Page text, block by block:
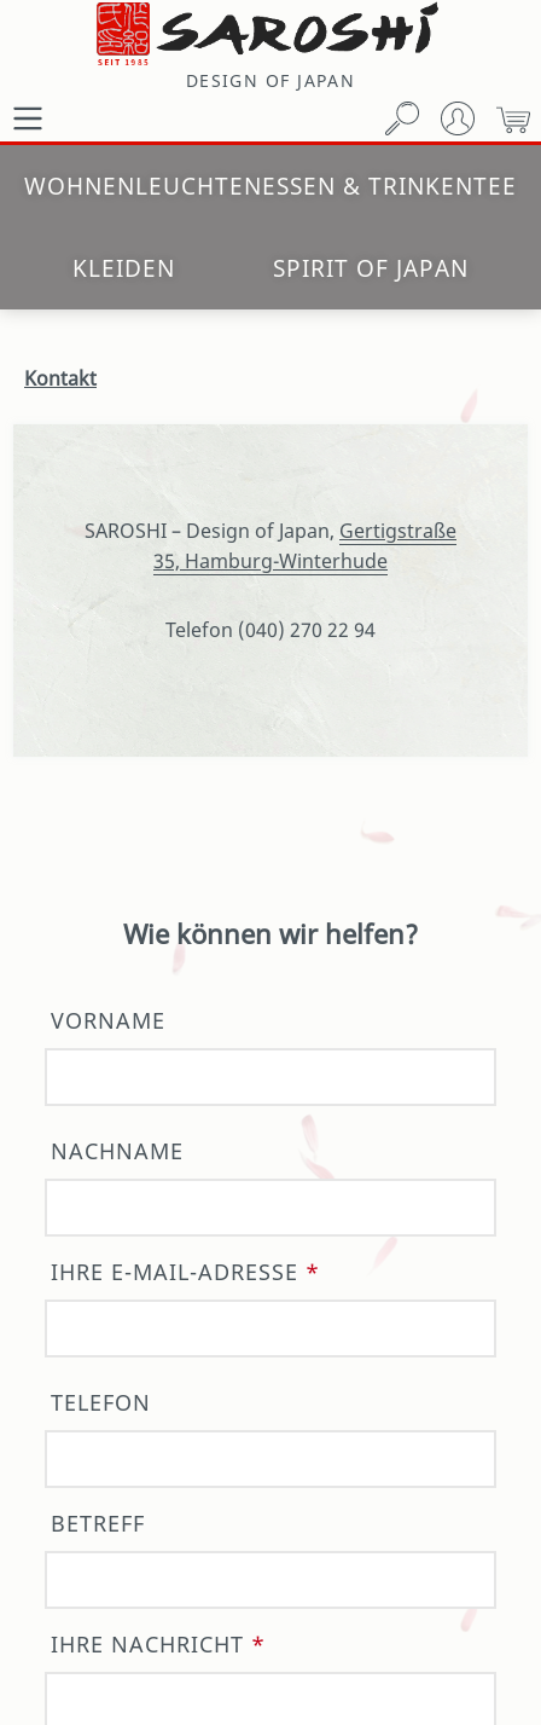
Zum Hauptinhalt springen
DESIGN OF JAPAN
WOHNENLEUCHTENESSEN & TRINKENTEE
KLEIDEN SPIRIT OF JAPAN
Kontakt
SAROSHI – Design of Japan, Gertigstraße
35, Hamburg-Winterhude
Telefon (040) 270 22 94
Wie können wir helfen?
VORNAME
NACHNAME
IHRE E-MAIL-ADRESSE *
TELEFON
BETREFF
IHRE NACHRICHT *